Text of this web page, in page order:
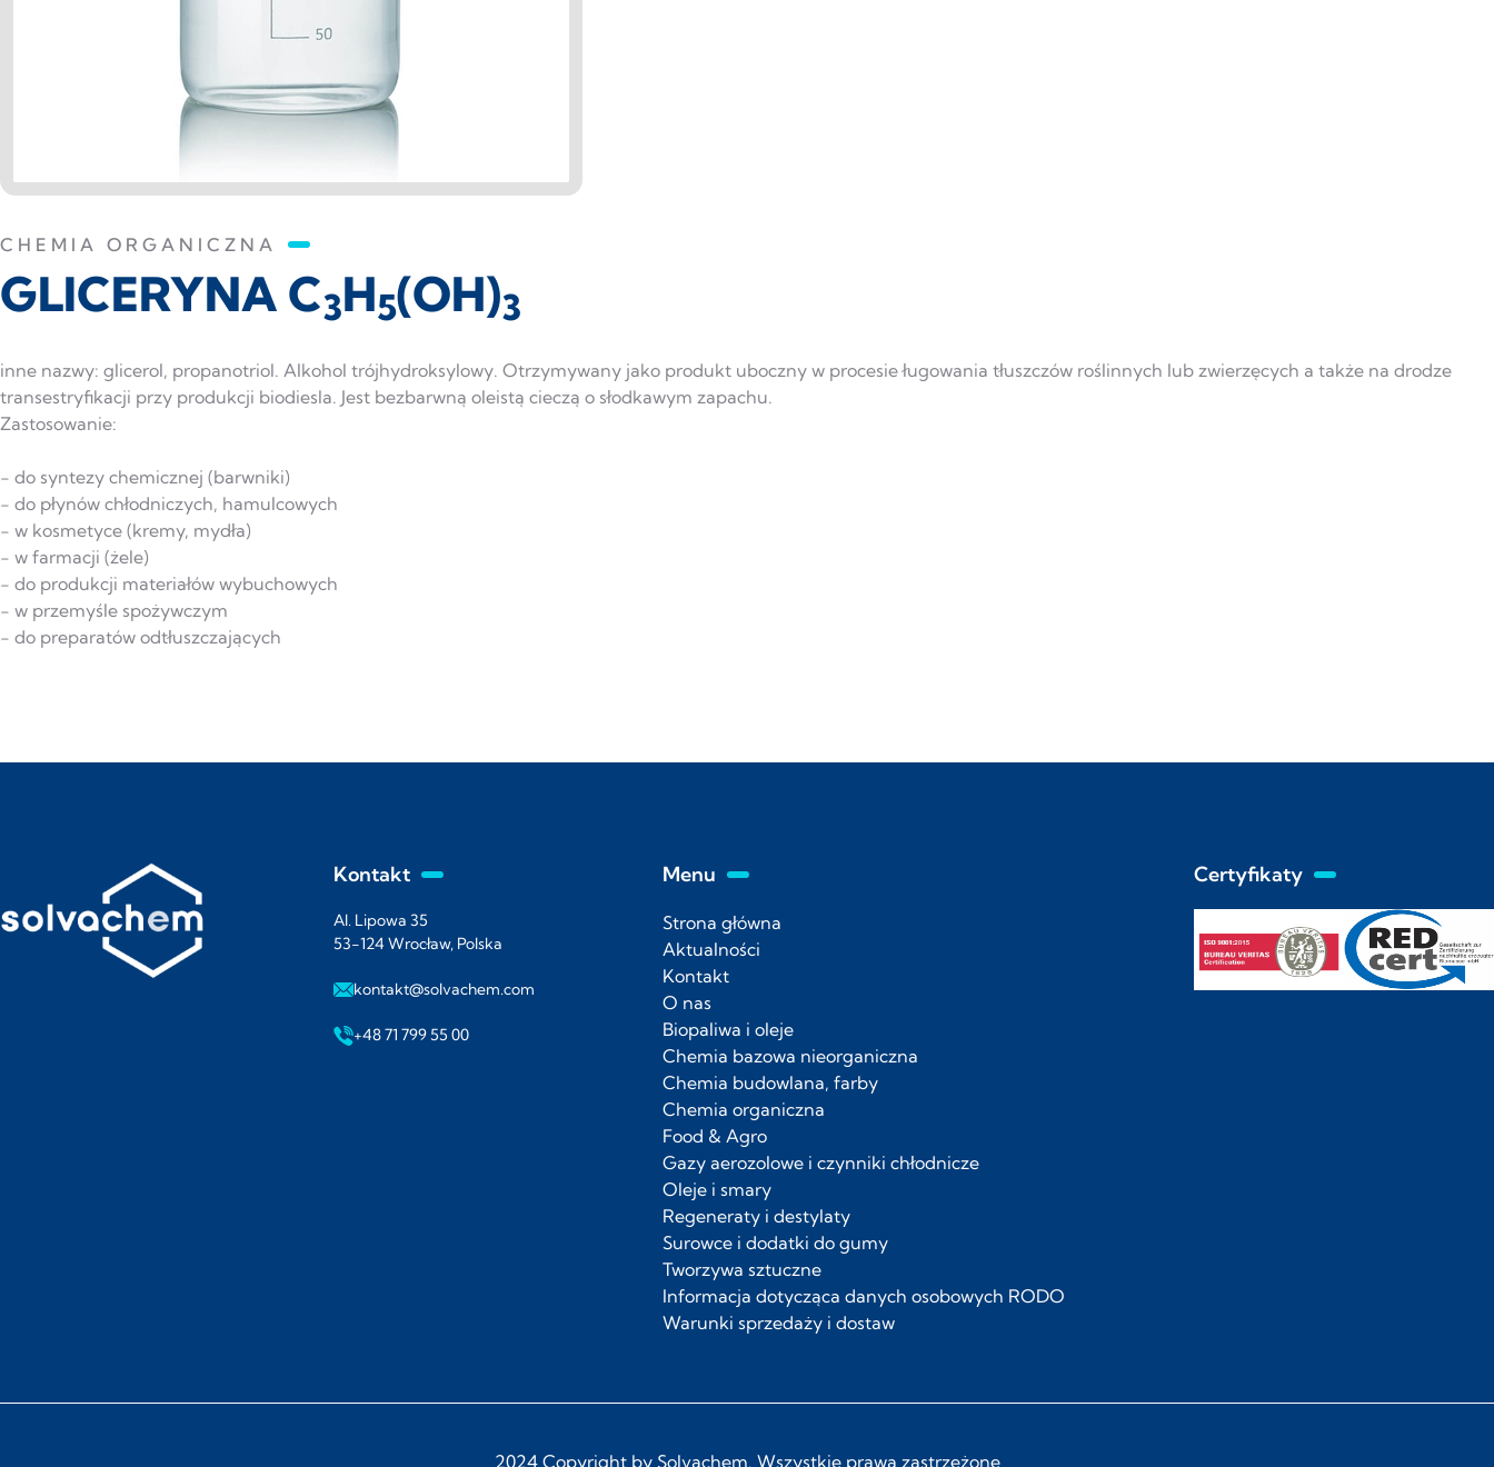
CHEMIA ORGANICZNA
GLICERYNA C3H5(OH)3
inne nazwy: glicerol, propanotriol. Alkohol trójhydroksylowy. Otrzymywany jako produkt uboczny w procesie ługowania tłuszczów roślinnych lub zwierzęcych a także na drodze
transestryfikacji przy produkcji biodiesla. Jest bezbarwną oleistą cieczą o słodkawym zapachu.
Zastosowanie:
- do syntezy chemicznej (barwniki)
- do płynów chłodniczych, hamulcowych
- w kosmetyce (kremy, mydła)
- w farmacji (żele)
- do produkcji materiałów wybuchowych
- w przemyśle spożywczym
- do preparatów odtłuszczających
Kontakt
Al. Lipowa 35
53-124 Wrocław, Polska
kontakt@solvachem.com
+48 71 799 55 00
Menu
Strona główna
Aktualności
Kontakt
O nas
Biopaliwa i oleje
Chemia bazowa nieorganiczna
Chemia budowlana, farby
Chemia organiczna
Food & Agro
Gazy aerozolowe i czynniki chłodnicze
Oleje i smary
Regeneraty i destylaty
Surowce i dodatki do gumy
Tworzywa sztuczne
Informacja dotycząca danych osobowych RODO
Warunki sprzedaży i dostaw
Certyfikaty
2024 Copyright by Solvachem. Wszystkie prawa zastrzeżone